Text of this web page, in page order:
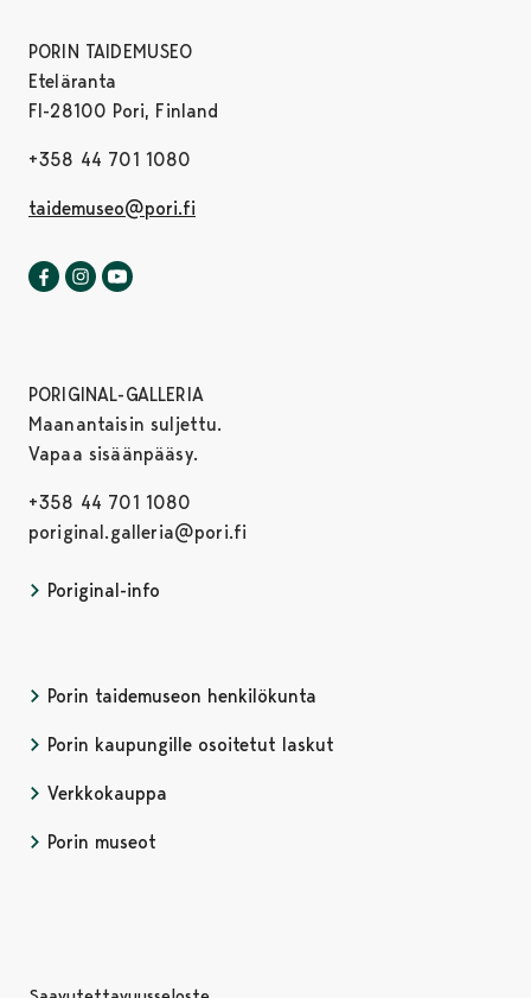
PORIN TAIDEMUSEO
Eteläranta
FI-28100 Pori, Finland
+358 44 701 1080
taidemuseo@pori.fi
Porin taidemuseo Facebookissa
Avautuu uudessa välilehdessä
Porin taidemuseo Instagrammissa
Avautuu uudessa välilehdessä
PORIGINAL-GALLERIA
Maanantaisin suljettu.
Vapaa sisäänpääsy.
+358 44 701 1080
poriginal.galleria@pori.fi
Poriginal-info
Porin taidemuseon henkilökunta
Porin kaupungille osoitetut laskut
Verkkokauppa
Porin museot